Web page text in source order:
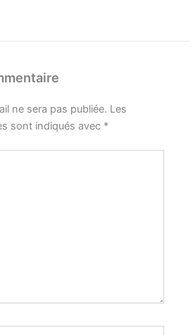
ne sera pas publiée. Les
sont indiqués avec *